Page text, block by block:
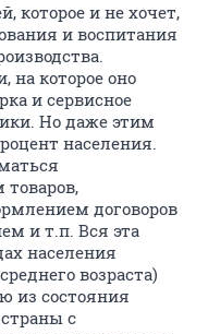
которое и не хочет,
и воспитания
на которое оно
и сервисное
Но даже этим
населения.
договоров
и т.п. Вся эта
населения
возраста)
из состояния
с